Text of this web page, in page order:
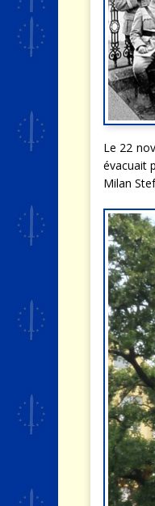
Le 22
évacuait
Milan